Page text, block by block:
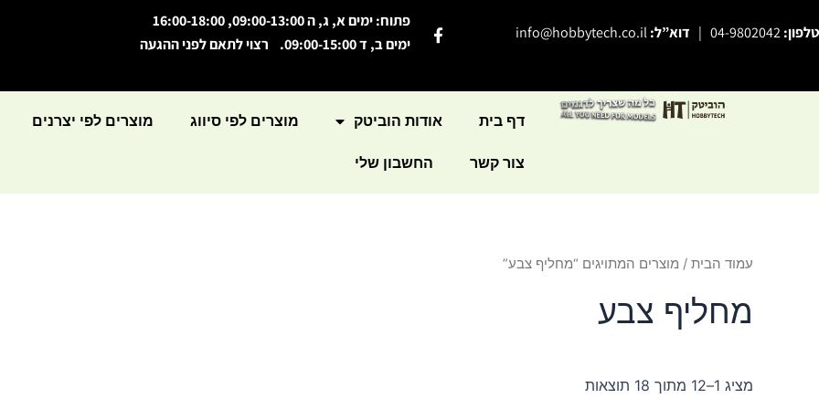
לתוכן
טלפון:04-9802042
| דוא”ל:info@hobbytech.co.il
F
a
b
o
פתוח: ימים א, ג, ה 09:00-13:00, 16:00-18:00
ימים ב, ד 09:00-15:00. רצוי לתאם לפני ההגעה
דף בית אודות הוביטק מוצרים לפי סיווג מוצרים לפי יצרנים
צור קשר החשבון שלי
עמוד הבית / מוצרים המתויגים “מחליף צבע”
מחליף צבע
מציג 1–12 מתוך 18 תוצאות